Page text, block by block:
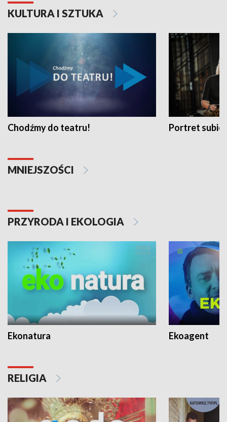
KULTURA I SZTUKA
Chodźmy do teatru! Portret
MNIEJSZOŚCI
PRZYRODA I EKOLOGIA
Ekonatura Ekoagent
RELIGIA